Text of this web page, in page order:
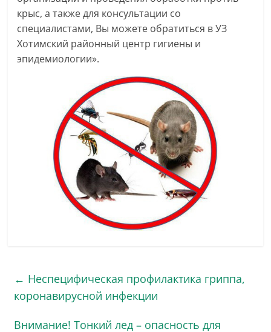
крыс, а также для консультации со
специалистами, Вы можете обратиться в УЗ
Хотимский районный центр гигиены и
эпидемиологии».
← Неспецифическая профилактика гриппа,
коронавирусной инфекции
Внимание! Тонкий лед – опасность для